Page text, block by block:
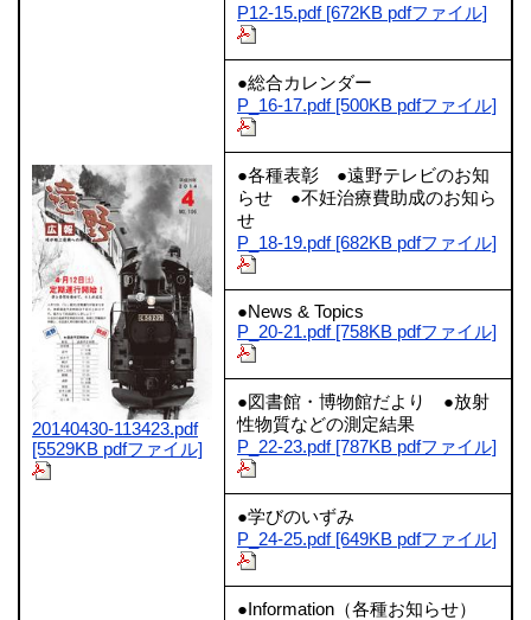
20140430-113423.pdf
[5529KB pdfファイル]
P12-15.pdf [672KB pdfファイル]
●総合カレンダー
P_16-17.pdf [500KB pdfファイル]
●各種表彰 ●遠野テレビのお知
らせ ●不妊治療費助成のお知ら
せ
P_18-19.pdf [682KB pdfファイル]
●News & Topics
P_20-21.pdf [758KB pdfファイル]
●図書館・博物館だより ●放射
性物質などの測定結果
P_22-23.pdf [787KB pdfファイル]
●学びのいずみ
P_24-25.pdf [649KB pdfファイル]
●Information（各種お知らせ）